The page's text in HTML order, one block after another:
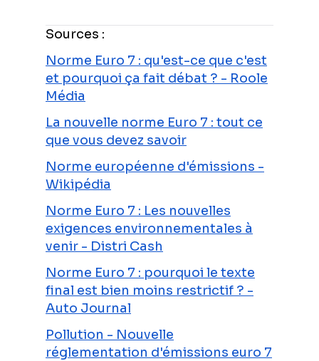
Sources :
Norme Euro 7 : qu'est-ce que c'est
et pourquoi ça fait débat ? - Roole
Média
La nouvelle norme Euro 7 : tout ce
que vous devez savoir
Norme européenne d'émissions -
Wikipédia
Norme Euro 7 : Les nouvelles
exigences environnementales à
venir - Distri Cash
Norme Euro 7 : pourquoi le texte
final est bien moins restrictif ? -
Auto Journal
Pollution - Nouvelle
réglementation d'émissions euro 7